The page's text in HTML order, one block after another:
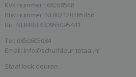
Kvk nummer : 68268548
Btw nummer: NL002120465B56
Bic: NL84RBRB0955095441
Tel: 0850605084
Email: info@schuifdeur-totaal.nl
Staal look deuren